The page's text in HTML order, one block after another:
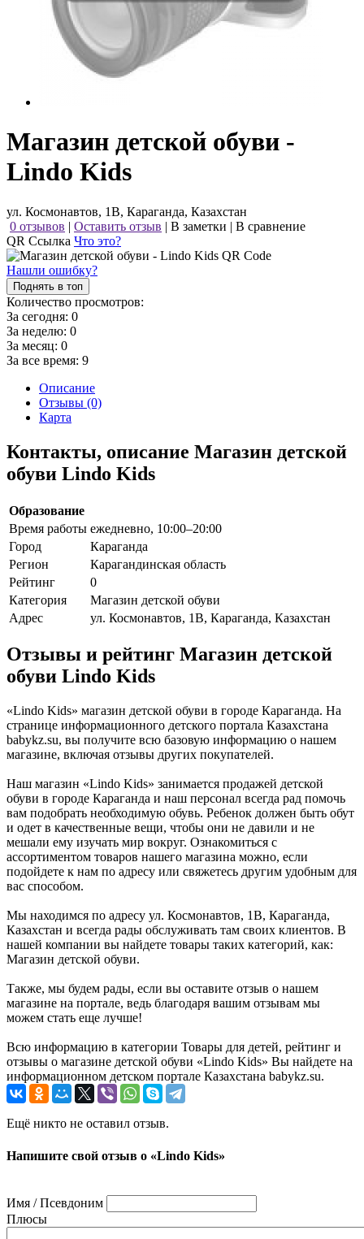
Магазин детской обуви -
Lindo Kids
ул. Космонавтов, 1В, Караганда, Казахстан
0 отзывов | Оставить отзыв | В заметки | В сравнение
QR Ссылка Что это?
Нашли ошибку?
Поднять в топ
Количество просмотров:
За сегодня: 0
За неделю: 0
За месяц: 0
За все время: 9
Описание
Отзывы (0)
Карта
Контакты, описание Магазин детской
обуви Lindo Kids
Образование
Время работы ежедневно, 10:00–20:00
Город
Караганда
Регион
Карагандинская область
Рейтинг
0
Категория
Магазин детской обуви
Адрес
ул. Космонавтов, 1В, Караганда, Казахстан
Отзывы и рейтинг Магазин детской
обуви Lindo Kids
«Lindo Kids» магазин детской обуви в городе Караганда. На
странице информационного детского портала Казахстана
babykz.su, вы получите всю базовую информацию о нашем
магазине, включая отзывы других покупателей.
Наш магазин «Lindo Kids» занимается продажей детской
обуви в городе Караганда и наш персонал всегда рад помочь
вам подобрать необходимую обувь. Ребенок должен быть обут
и одет в качественные вещи, чтобы они не давили и не
мешали ему изучать мир вокруг. Ознакомиться с
ассортиментом товаров нашего магазина можно, если
подойдете к нам по адресу или свяжетесь другим удобным для
вас способом.
Мы находимся по адресу ул. Космонавтов, 1В, Караганда,
Казахстан и всегда рады обслуживать там своих клиентов. В
нашей компании вы найдете товары таких категорий, как:
Магазин детской обуви.
Также, мы будем рады, если вы оставите отзыв о нашем
магазине на портале, ведь благодаря вашим отзывам мы
можем стать еще лучше!
Всю информацию в категории Товары для детей, рейтинг и
отзывы о магазине детской обуви «Lindo Kids» Вы найдете на
информационном детском портале Казахстана babykz.su.
Ещё никто не оставил отзыв.
Напишите свой отзыв о «Lindo Kids»
Имя / Псевдоним
Плюсы